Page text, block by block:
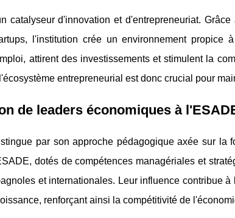
catalyseur d'innovation et d'entrepreneuriat.
l'institution crée un environnement propice
attirent des investissements et stimulent la
entrepreneurial est donc crucial pour
de leaders économiques à
par son approche pédagogique axée sur la
dotés de compétences managériales et
et internationales. Leur influence contribue
renforçant ainsi la compétitivité de